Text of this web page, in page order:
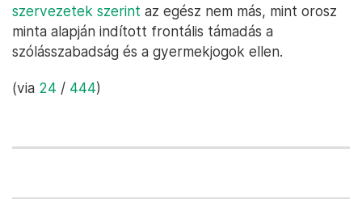
szervezetek szerint az egész nem más, mint orosz
minta alapján indított frontális támadás a
szólásszabadság és a gyermekjogok ellen.
(via 24 / 444)